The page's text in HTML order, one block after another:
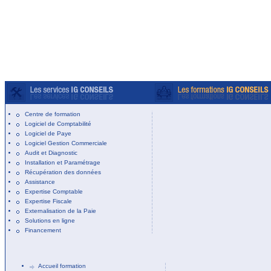
Centre de formation
Logiciel de Comptabilité
Logiciel de Paye
Logiciel Gestion Commerciale
Audit et Diagnostic
Installation et Paramétrage
Récupération des données
Assistance
Expertise Comptable
Expertise Fiscale
Externalisation de la Paie
Solutions en ligne
Financement
Accueil formation